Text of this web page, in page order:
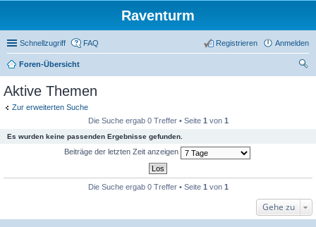
Raventurm
Schnellzugriff FAQ Anmelden
Registrieren
Foren-Übersicht
Aktive Themen
Zur erweiterten Suche
Die Suche ergab 0 Treffer • Seite 1 von 1
Es wurden keine passenden Ergebnisse gefunden.
Beiträge der letzten Zeit anzeigen
Die Suche ergab 0 Treffer • Seite 1 von 1
Gehe zu